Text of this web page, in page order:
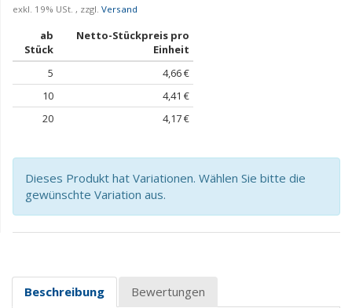
exkl. 19% USt. , zzgl. Versand
ab
Stück
Netto-Stückpreis pro
Einheit
5
4,66 €
10
4,41 €
20
4,17 €
Dieses Produkt hat Variationen. Wählen Sie bitte die
gewünschte Variation aus.
Beschreibung Bewertungen